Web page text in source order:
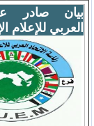
بيان صادر
العربي للإعلام